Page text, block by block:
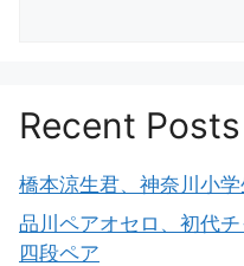
Recent Posts
橋本涼生君、神奈川小学
品川ペアオセロ、初代
四段ペア